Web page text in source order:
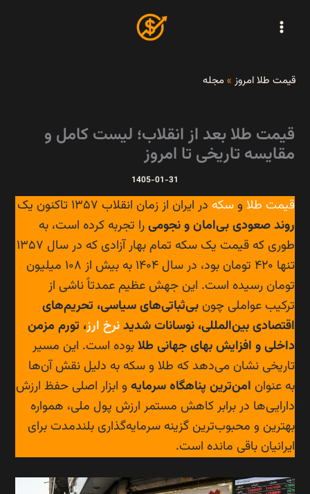
قیمت طلا امروز » مجله
قیمت طلا بعد از انقلاب؛ لیست کامل و
مقایسه تاریخی تا امروز
1405-01-31
قیمت طلا وسکه در ایران از زمان انقلاب ۱۳۵۷ تاکنون یک
روند صعودی بی‌امان و نجومیرا تجربه کرده است، به
طوری که قیمت یک سکه تمام بهار آزادی که در سال ۱۳۵۷
تنها ۴۲۰ تومان بود، در سال ۱۴۰۴ به بیش از ۱۰۸ میلیون
تومان رسیده است. این جهش عظیم عمدتاً ناشی از
ترکیب عواملی چونبی‌ثباتی‌های سیاسی، تحریم‌های
اقتصادی بین‌المللی، نوسانات شدیدنرخ ارز، تورم مزمن
داخلی و افزایش بهای جهانی طلابوده است. این مسیر
تاریخی نشان می‌دهد که طلا و سکه به دلیل نقش آن‌ها
به عنوان امن‌ترین پناهگاه سرمایه و ابزار اصلی حفظ ارزش
دارایی‌ها در برابر کاهش مستمر ارزش پول ملی، همواره
بهترین و محبوب‌ترین گزینه سرمایه‌گذاری بلندمدت برای
ایرانیان باقی مانده است.